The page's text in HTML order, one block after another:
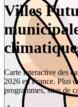
Villes
Carte interactive des
2026 en France. Plus
programmes, sites de